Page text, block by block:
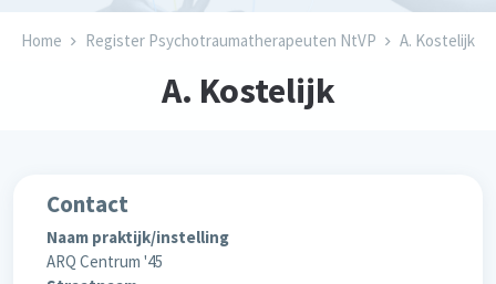
Kruimelpad
Home Register Psychotraumatherapeuten NtVP A. Kostelijk
A. Kostelijk
Contact
Naam praktijk/instelling
ARQ Centrum '45